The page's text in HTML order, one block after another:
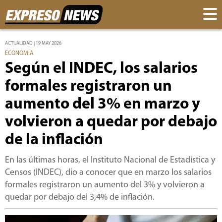
ACTUALIDAD | 19 MAY 2026
ECONOMÍA
Según el INDEC, los salarios
formales registraron un
aumento del 3% en marzo y
volvieron a quedar por debajo
de la inflación
En las últimas horas, el Instituto Nacional de Estadística y
Censos (INDEC), dio a conocer que en marzo los salarios
formales registraron un aumento del 3% y volvieron a
quedar por debajo del 3,4% de inflación.